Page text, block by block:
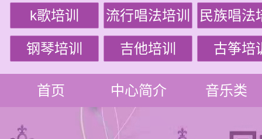
k歌培训 流行唱法培训 民族唱法
钢琴培训 吉他培训 古筝培
首页 中心简介 音乐类